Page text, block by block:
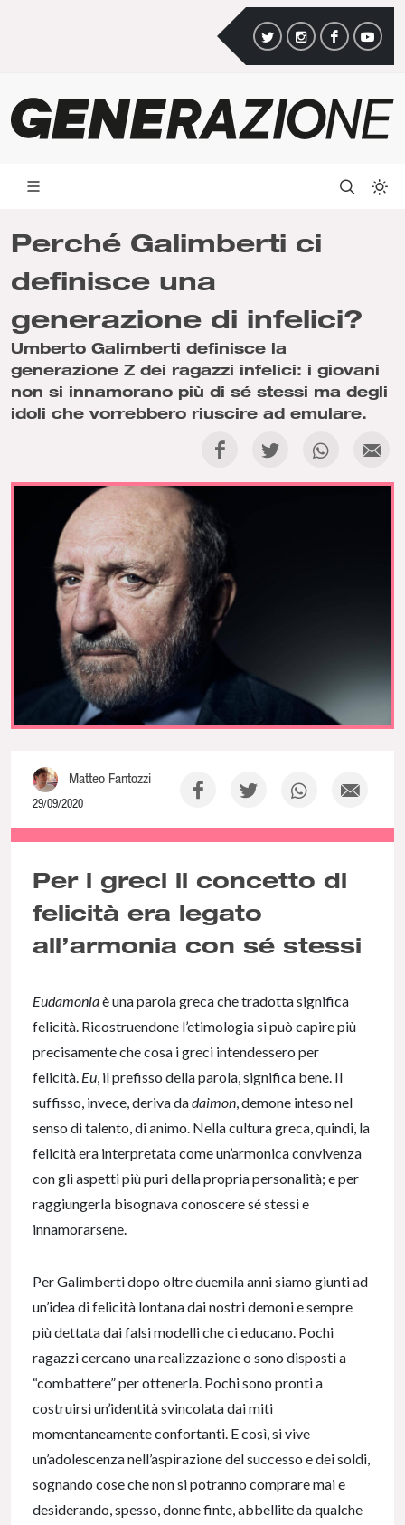
Perché Galimberti ci
definisce una
generazione di infelici?
Umberto Galimberti definisce la
generazione Z dei ragazzi infelici: i giovani
non si innamorano più di sé stessi ma degli
idoli che vorrebbero riuscire ad emulare.
Matteo Fantozzi
29/09/2020
NaN% Complete
Per i greci il concetto di
felicità era legato
all’armonia con sé stessi
Eudamoniaè una parola greca che tradotta significa
felicità. Ricostruendone l’etimologia si può capire più
precisamente che cosa i greci intendessero per
felicità. Eu, il prefisso della parola, significa bene. Il
suffisso, invece, deriva dadaimon, demone inteso nel
senso di talento, di animo. Nella cultura greca, quindi, la
felicità era interpretata come un’armonica convivenza
con gli aspetti più puri della propria personalità; e per
raggiungerla bisognava conoscere sé stessi e
innamorarsene.
Per Galimberti dopo oltre duemila anni siamo giunti ad
un’idea di felicità lontana dai nostri demoni e sempre
più dettata dai falsi modelli che ci educano. Pochi
ragazzi cercano una realizzazione o sono disposti a
“combattere” per ottenerla. Pochi sono pronti a
costruirsi un’identità svincolata dai miti
momentaneamente confortanti. E così, si vive
un’adolescenza nell’aspirazione del successo e dei soldi,
sognando cose che non si potranno comprare mai e
desiderando, spesso, donne finte, abbellite da qualche